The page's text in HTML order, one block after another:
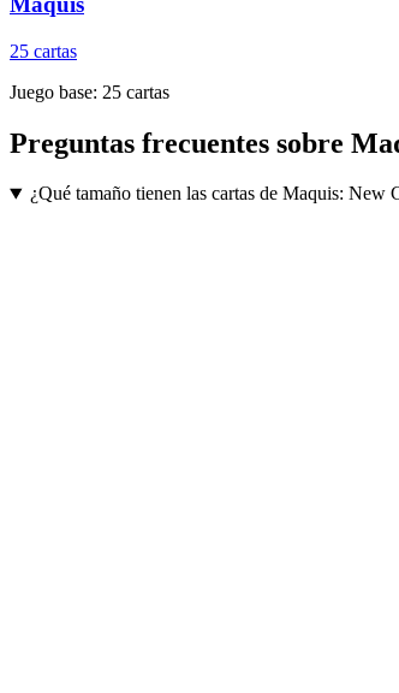
25 cartas
Juego base: 25 cartas
Preguntas frecuentes sobre
¿Qué tamaño tienen las cartas de Maquis: New